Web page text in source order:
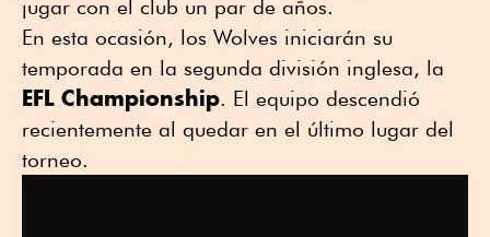
jugar con el club un par de años.
En esta ocasión, los Wolves iniciarán su
temporada en la segunda división inglesa, la
EFL Championship. El equipo descendió
recientemente al quedar en el último lugar del
torneo.